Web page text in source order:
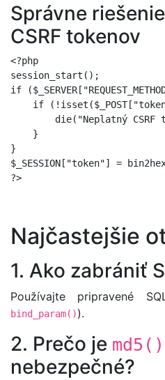
Správne
CSRF tokenov
<?php
session_start();
if
if
die("Neplatný CSRF
    }
}
$_SESSION["token"] =
Najčastejšie
1. Ako zabrániť
Používajte pripravené
bind_param()).
2. Prečo je md5()
nebezpečné?